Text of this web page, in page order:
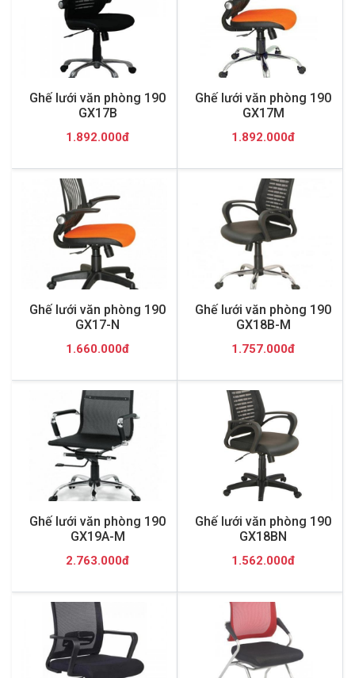
Ghế lưới văn phòng 190
GX17B
1.892.000đ
Ghế lưới văn phòng 190
GX17M
1.892.000đ
Ghế lưới văn phòng 190
GX17-N
1.660.000đ
Ghế lưới văn phòng 190
GX18B-M
1.757.000đ
Ghế lưới văn phòng 190
GX19A-M
2.763.000đ
Ghế lưới văn phòng 190
GX18BN
1.562.000đ